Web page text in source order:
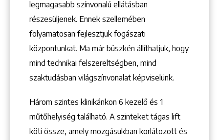
+36 1 222 7250
1148 Budapest, Örs vezér tere 2.
Keresés
legmagasabb színvonalú ellátásban
részesüljenek. Ennek szellemében
folyamatosan fejlesztjük fogászati
központunkat. Ma már büszkén állíthatjuk, hogy
mind technikai felszereltségben, mind
szaktudásban világszínvonalat képviselünk.
Három szintes klinikánkon 6 kezelő ­és 1
műtőhelyiség található. A szinteket tágas lift
köti össze, amely mozgásukban korlátozott és